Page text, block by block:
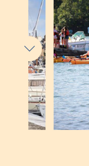
pratiquer des
nombreuses selon
mobil-home,
pilotis pour
couverte et
disposition de
un séjour des plus
besoins.
N’attendez pas,
camping Vannes